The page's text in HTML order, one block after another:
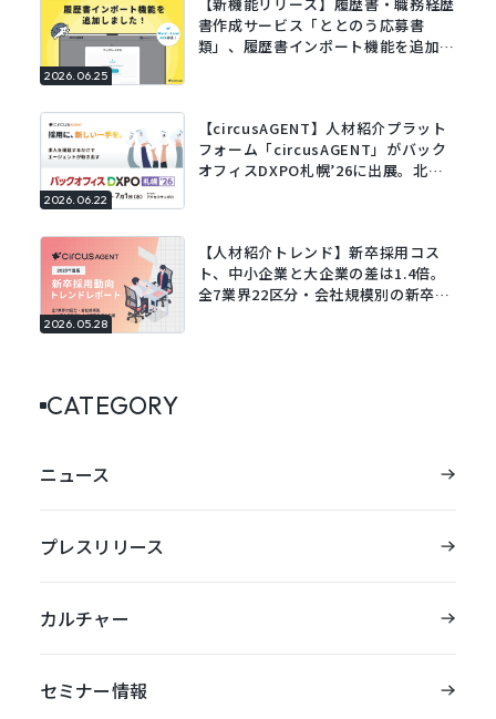
2026.06.25
書作成サービス「ととのう応募書
類」、履歴書インポート機能を追加。
2026.06.22
【circusAGENT】人材紹介プラット
フォーム「circusAGENT」がバック
オフィスDXPO札幌’26に出展。北海
2026.05.28
【人材紹介トレンド】新卒採用コス
ト、中小企業と大企業の差は1.4倍。
全7業界22区分・会社規模別の新卒採
CATEGORY
ニュース
プレスリリース
カルチャー
セミナー情報